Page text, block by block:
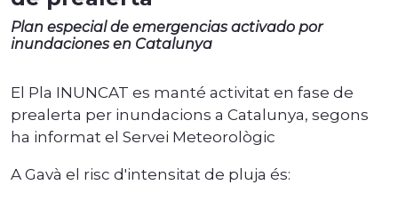
Plan especial de emergencias activado por
inundaciones en Catalunya
El Pla INUNCAT es manté activitat en fase de
prealerta per inundacions a Catalunya, segons
ha informat el Servei Meteorològic
A Gavà el risc d'intensitat de pluja és: